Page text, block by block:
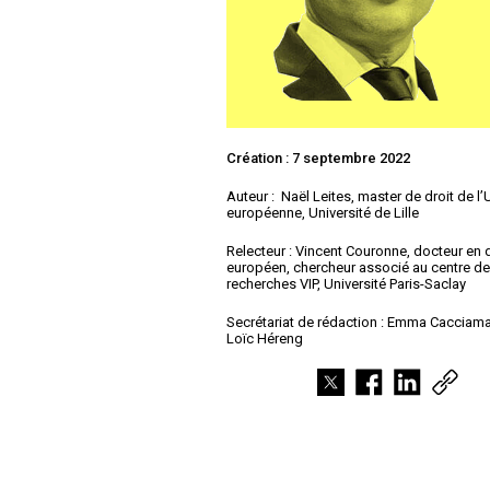
Création : 7 septembre 2022
Auteur : Naël Leites, master de droit de
européenne, Université de Lille
Relecteur : Vincent Couronne, docteur en
européen, chercheur associé au centre de
recherches VIP, Université Paris-Saclay
Secrétariat de rédaction : Emma
Loïc Héreng